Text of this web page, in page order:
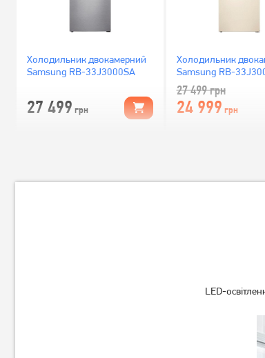
Холодильник двокамерний
Samsung RB-33J3000SA
27 499 грн
Холодильник
Samsung RB-
27 499грн
24 999 грн
Холодильник
LED-